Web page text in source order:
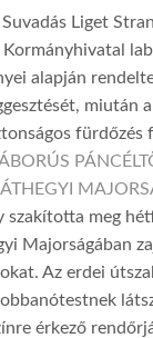
Liget
Kormányhivatal
alapján
miután
fürdőzés
szakította meg
Majorságában
Az erdei
érkező